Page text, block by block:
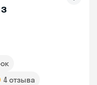
4 отзыва